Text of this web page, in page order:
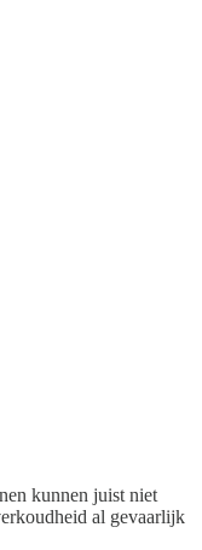
kunnen juist niet
al gevaarlijk